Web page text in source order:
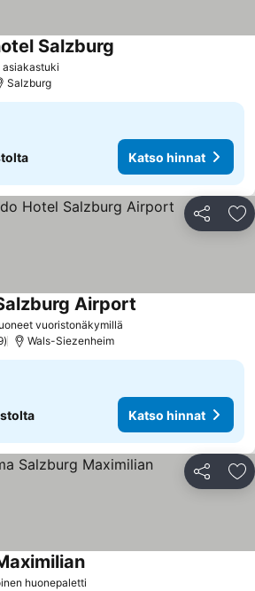
Salzburg
Salzburg
Katso hinnat
Jaa
vuoristonäkymillä
Airport
Wals-Siezenheim
Katso hinnat
Jaa
huonepaletti